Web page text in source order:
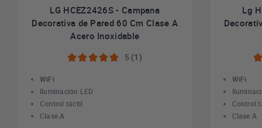
LG HCEZ2426S - Campana
Decorativa de Pared 60 Cm Clase A
Acero Inoxidable
5 (1)
WiFi
Iluminación LED
Control táctil
Clase A
Lg
WiFi
Control
Clase A